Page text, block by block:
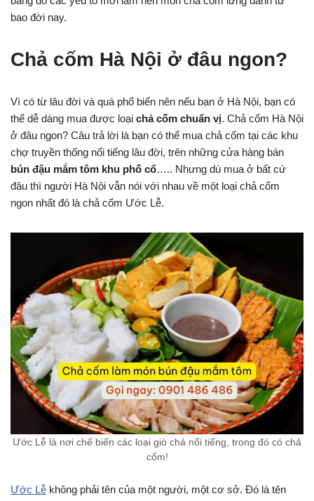
bao đời nay.
Chả cốm Hà Nội ở đâu ngon?
Vì có từ lâu đời và quá phổ biến nên nếu bạn ở Hà Nội, bạn có
thể dễ dàng mua được loại chả cốm chuẩn vị. Chả cốm Hà Nội
ở đâu ngon? Câu trả lời là bạn có thể mua chả cốm tại các khu
chợ truyền thống nổi tiếng lâu đời, trên những cửa hàng bán
bún đậu mắm tôm khu phố cổ….. Nhưng dù mua ở bất cứ
đâu thì người Hà Nội vẫn nói với nhau về một loại chả cốm
ngon nhất đó là chả cốm Ước Lễ.
Ước Lễ là nơi chế biến các loại giò chả nổi tiếng, trong đó có chả
cốm!
Ước Lễ không phải tên của một người, một cơ sở. Đó là tên